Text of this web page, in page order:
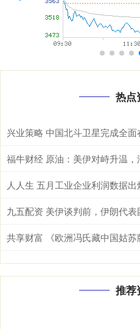
热点
兴业策略 中国北斗卫星完成全
福牛财经 原油：美伊对峙升温
人人生 五月工业企业利润数据
九五配资 美伊谈判前，伊朗代
推荐